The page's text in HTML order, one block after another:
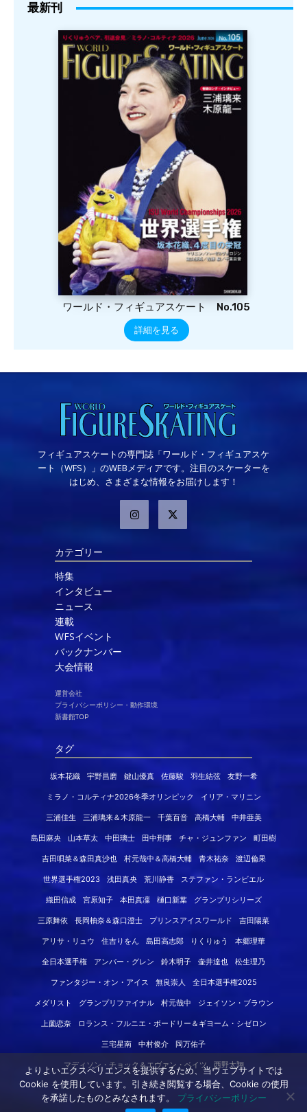
最新刊
ワールド・フィギュアスケート No.105
詳細を見る
フィギュアスケートの専門誌「ワールド・フィギュアスケ
ート（WFS）」のWEBメディアです。注目のスケーターを
はじめ、さまざまな情報をお届けします！
カテゴリー
特集
インタビュー
ニュース
連載
WFSイベント
バックナンバー
大会情報
運営会社
プライバシーポリシー・動作環境
新書館TOP
タグ
坂本花織 宇野昌磨 鍵山優真 佐藤駿 羽生結弦 友野一希
ミラノ・コルティナ2026冬季オリンピック イリア・マリニン
三浦佳生 三浦璃来＆木原龍一 千葉百音 高橋大輔 中井亜美
島田麻央 山本草太 中田璃士 田中刑事 チャ・ジュンファン 町田樹
吉田唄菜＆森田真沙也 村元哉中＆高橋大輔 青木祐奈 渡辺倫果
世界選手権2023 浅田真央 荒川静香 ステファン・ランビエル
織田信成 宮原知子 本田真凜 樋口新葉 グランプリシリーズ
三原舞依 長岡柚奈＆森口澄士 プリンスアイスワールド 吉田陽菜
アリサ・リュウ 住吉りをん 島田高志郎 りくりゅう 本郷理華
全日本選手権 アンバー・グレン 鈴木明子 壷井達也 松生理乃
ファンタジー・オン・アイス 無良崇人 全日本選手権2025
メダリスト グランプリファイナル 村元哉中 ジェイソン・ブラウン
上薗恋奈 ロランス・フルニエ・ボードリー＆ギヨーム・シゼロン
三宅星南 中村俊介 岡万佑子
マディソン・チョック＆エヴァン・ベイツ 西野太翔
よりよいエクスペリエンスを提供するため、当ウェブサイトでは
Cookie を使用しています。引き続き閲覧する場合、Cookie の使用
を承諾したものとみなされます。 プライバシーポリシー